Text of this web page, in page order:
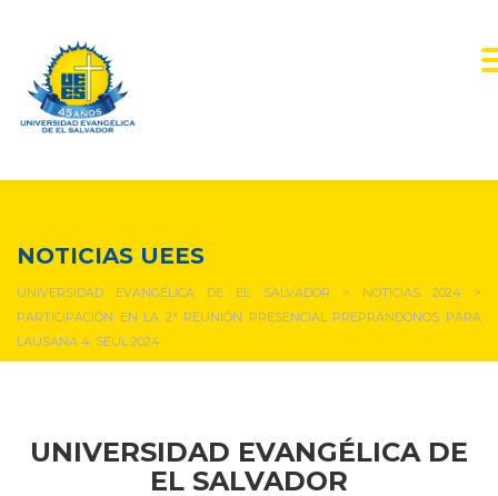
NOTICIAS UEES
UNIVERSIDAD EVANGÉLICA DE EL SALVADOR > NOTICIAS 2024>
PARTICIPACIÓN EN LA 2ª REUNIÓN PRESENCIAL PREPRÁNDONOS PARA
LAUSANA 4, SEUL 2024
UNIVERSIDAD EVANGÉLICA DE
EL SALVADOR